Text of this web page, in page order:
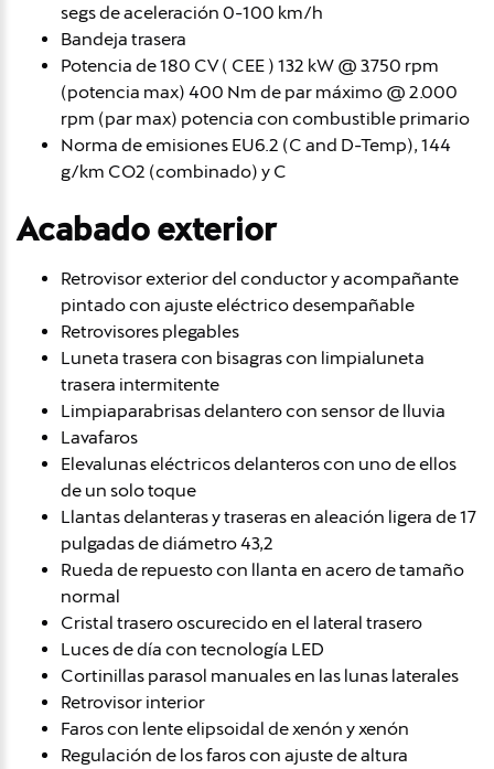
segs de aceleración 0-100 km/h
Bandeja trasera
Potencia de 180 CV ( CEE ) 132 kW @ 3.750 rpm
(potencia max) 400 Nm de par máximo @ 2.000
rpm (par max) potencia con combustible primario
Norma de emisiones EU6.2 (C and D-Temp), 144
g/km CO2 (combinado) y C
Acabado exterior
Retrovisor exterior del conductor y acompañante
pintado con ajuste eléctrico desempañable
Retrovisores plegables
Luneta trasera con bisagras con limpialuneta
trasera intermitente
Limpiaparabrisas delantero con sensor de lluvia
Lavafaros
Elevalunas eléctricos delanteros con uno de ellos
de un solo toque
Llantas delanteras y traseras en aleación ligera de 17
pulgadas de diámetro 43,2
Rueda de repuesto con llanta en acero de tamaño
normal
Cristal trasero oscurecido en el lateral trasero
Luces de día con tecnología LED
Cortinillas parasol manuales en las lunas laterales
Retrovisor interior
Faros con lente elipsoidal de xenón y xenón
Regulación de los faros con ajuste de altura